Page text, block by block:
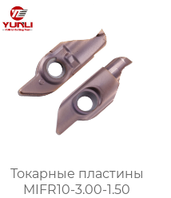
Токарные пластины
MIFR10-3.00-1.50